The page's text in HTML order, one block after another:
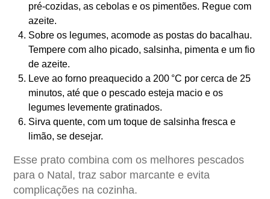
pré‑cozidas, as cebolas e os pimentões. Regue com
azeite.
Sobre os legumes, acomode as postas do bacalhau.
Tempere com alho picado, salsinha, pimenta e um fio
de azeite.
Leve ao forno preaquecido a 200 °C por cerca de 25
minutos, até que o pescado esteja macio e os
legumes levemente gratinados.
Sirva quente, com um toque de salsinha fresca e
limão, se desejar.
Esse prato combina com os melhores pescados
para o Natal, traz sabor marcante e evita
complicações na cozinha.